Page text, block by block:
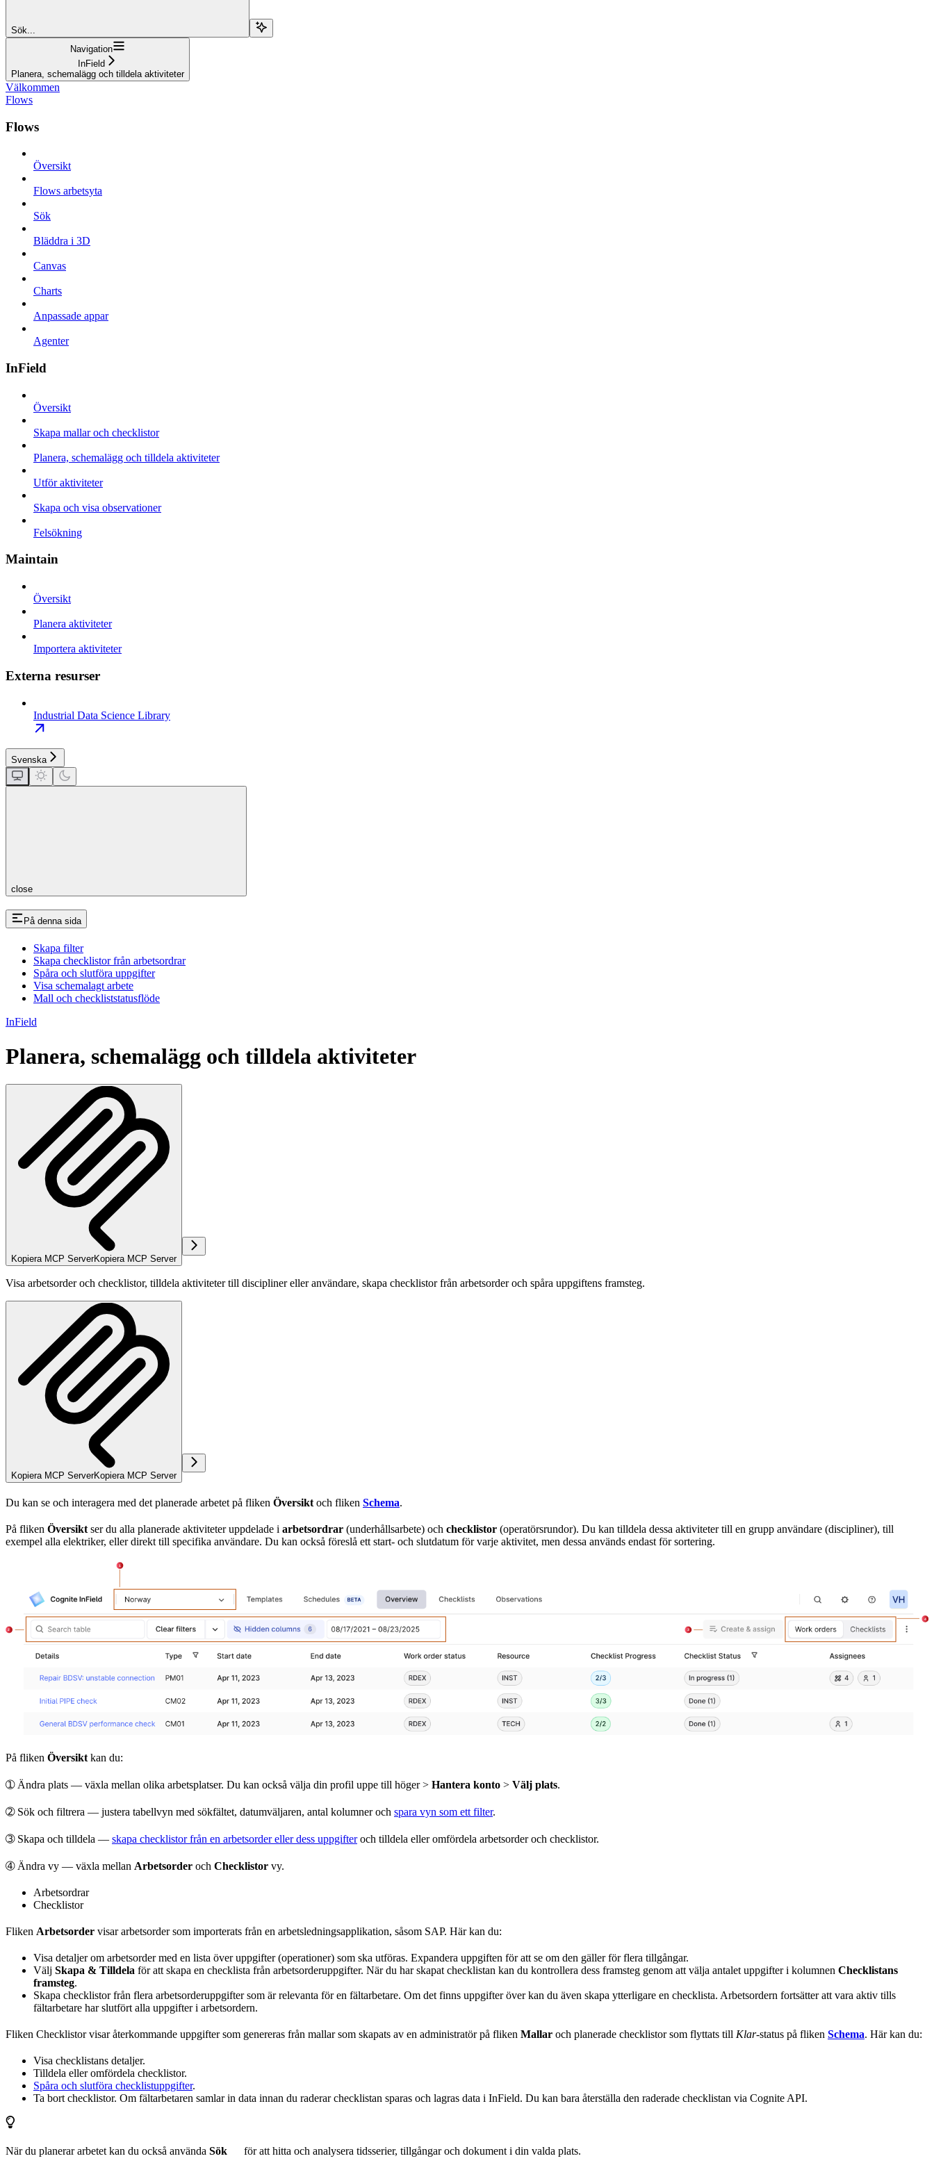
Sök...
Navigation
InField
Planera, schemalägg och tilldela aktiviteter
Välkommen
Flows
Flows
Översikt
Flows arbetsyta
Sök
Bläddra i 3D
Canvas
Charts
Anpassade appar
Agenter
InField
Översikt
Skapa mallar och checklistor
Planera, schemalägg och tilldela aktiviteter
Utför aktiviteter
Skapa och visa observationer
Felsökning
Maintain
Översikt
Planera aktiviteter
Importera aktiviteter
Externa resurser
Industrial Data Science Library
Svenska
close
På denna sida
Skapa filter
Skapa checklistor från arbetsordrar
Spåra och slutföra uppgifter
Visa schemalagt arbete
Mall och checkliststatusflöde
InField
Planera, schemalägg och tilldela aktiviteter
Kopiera MCP ServerKopiera MCP Server
Visa arbetsorder och checklistor, tilldela aktiviteter till discipliner eller användare, skapa checklistor från arbetsorder och spåra uppgiftens framsteg.
Kopiera MCP ServerKopiera MCP Server
Du kan se och interagera med det planerade arbetet på fliken Översikt och fliken Schema.
På fliken Översikt ser du alla planerade aktiviteter uppdelade i arbetsordrar (underhållsarbete) och checklistor (operatörsrundor). Du kan tilldela dessa aktiviteter till en grupp användare (discipliner), till
exempel alla elektriker, eller direkt till specifika användare. Du kan också föreslå ett start- och slutdatum för varje aktivitet, men dessa används endast för sortering.
På fliken Översikt kan du:
➀ Ändra plats — växla mellan olika arbetsplatser. Du kan också välja din profil uppe till höger > Hantera konto > Välj plats.
➁ Sök och filtrera — justera tabellvyn med sökfältet, datumväljaren, antal kolumner och spara vyn som ett filter.
➂ Skapa och tilldela — skapa checklistor från en arbetsorder eller dess uppgifteroch tilldela eller omfördela arbetsorder och checklistor.
➃ Ändra vy — växla mellan Arbetsorder och Checklistor vy.
Arbetsordrar
Checklistor
Fliken Arbetsorder visar arbetsorder som importerats från en arbetsledningsapplikation, såsom SAP. Här kan du:
Visa detaljer om arbetsorder med en lista över uppgifter (operationer) som ska utföras. Expandera uppgiften för att se om den gäller för flera tillgångar.
Välj Skapa & Tilldela för att skapa en checklista från arbetsorderuppgifter. När du har skapat checklistan kan du kontrollera dess framsteg genom att välja antalet uppgifter i kolumnen Checklistans
framsteg.
Skapa checklistor från flera arbetsorderuppgifter som är relevanta för en fältarbetare. Om det finns uppgifter över kan du även skapa ytterligare en checklista. Arbetsordern fortsätter att vara aktiv tills
fältarbetare har slutfört alla uppgifter i arbetsordern.
Fliken Checklistorvisar återkommande uppgifter som genereras från mallar som skapats av en administratör på fliken Mallar och planerade checklistor som flyttats till Klar-status på fliken Schema. Här kan du:
Visa checklistans detaljer.
Tilldela eller omfördela checklistor.
Spåra och slutföra checklistuppgifter.
Ta bort checklistor. Om fältarbetaren samlar in data innan du raderar checklistan sparas och lagras data i InField. Du kan bara återställa den raderade checklistan via Cognite API.
När du planerar arbetet kan du också använda Sök för att hitta och analysera tidsserier, tillgångar och dokument i din valda plats.